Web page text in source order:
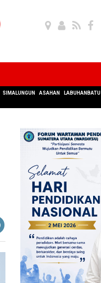
SIMALUNGUN ASAHAN LABUHANBATU